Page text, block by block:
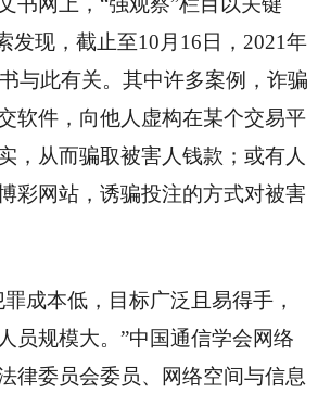
发现，截止至10月16日，2021年
与此有关。其中许多案例，诈骗
软件，向他人虚构在某个交易平
，从而骗取被害人钱款；或有人
彩网站，诱骗投注的方式对被害
成本低，目标广泛且易得手，
员规模大。”中国通信学会网络
律委员会委员、网络空间与信息